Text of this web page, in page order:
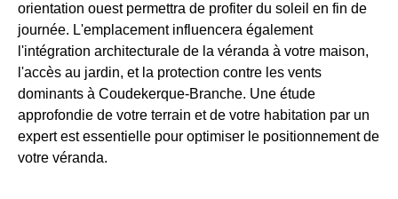
orientation ouest permettra de profiter du soleil en fin de
journée. L'emplacement influencera également
l'intégration architecturale de la véranda à votre maison,
l'accès au jardin, et la protection contre les vents
dominants à Coudekerque-Branche. Une étude
approfondie de votre terrain et de votre habitation par un
expert est essentielle pour optimiser le positionnement de
votre véranda.